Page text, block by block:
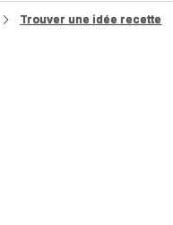
Trouver une idée recette